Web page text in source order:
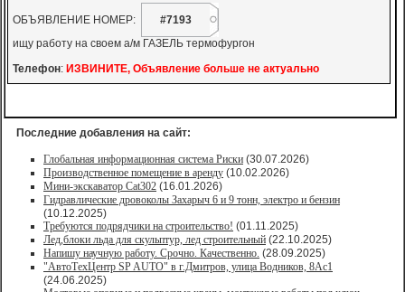
ОБЪЯВЛЕНИЕ НОМЕР:
#7193
ищу работу на своем а/м ГАЗЕЛЬ термофургон
Телефон: ИЗВИНИТЕ, Объявление больше не актуально
Последние добавления на сайт:
Глобальная информационная система Риски (30.07.2026)
Производственное помещение в аренду (10.02.2026)
Мини-экскаватор Cat302 (16.01.2026)
Гидравлические дровоколы Захарыч 6 и 9 тонн, электро и бензин
(10.12.2025)
Требуются подрядчики на строительство! (01.11.2025)
Лед,блоки льда для скульптур, лед строительный (22.10.2025)
Напишу научную работу. Срочно. Качественно. (28.09.2025)
"АвтоТехЦентр SP AUTO" в г.Дмитров, улица Водников, 8Ас1
(24.06.2025)